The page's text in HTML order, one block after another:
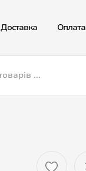
Доставка Оплата